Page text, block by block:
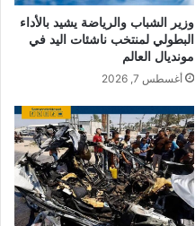
وزير الشباب والرياضة يشيد بالأداء
البطولي لمنتخب ناشئات اليد في
مونديال العالم
أغسطس 7, 2026